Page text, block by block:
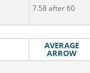
7.58 after 60
AVERAGE
ARROW